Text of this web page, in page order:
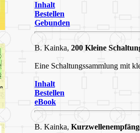
Inhalt
Bestellen
Gebunden
B. Kainka, 200 Kleine
Eine Schaltungssammlung mit
Inhalt
Bestellen
eBook
B. Kainka,